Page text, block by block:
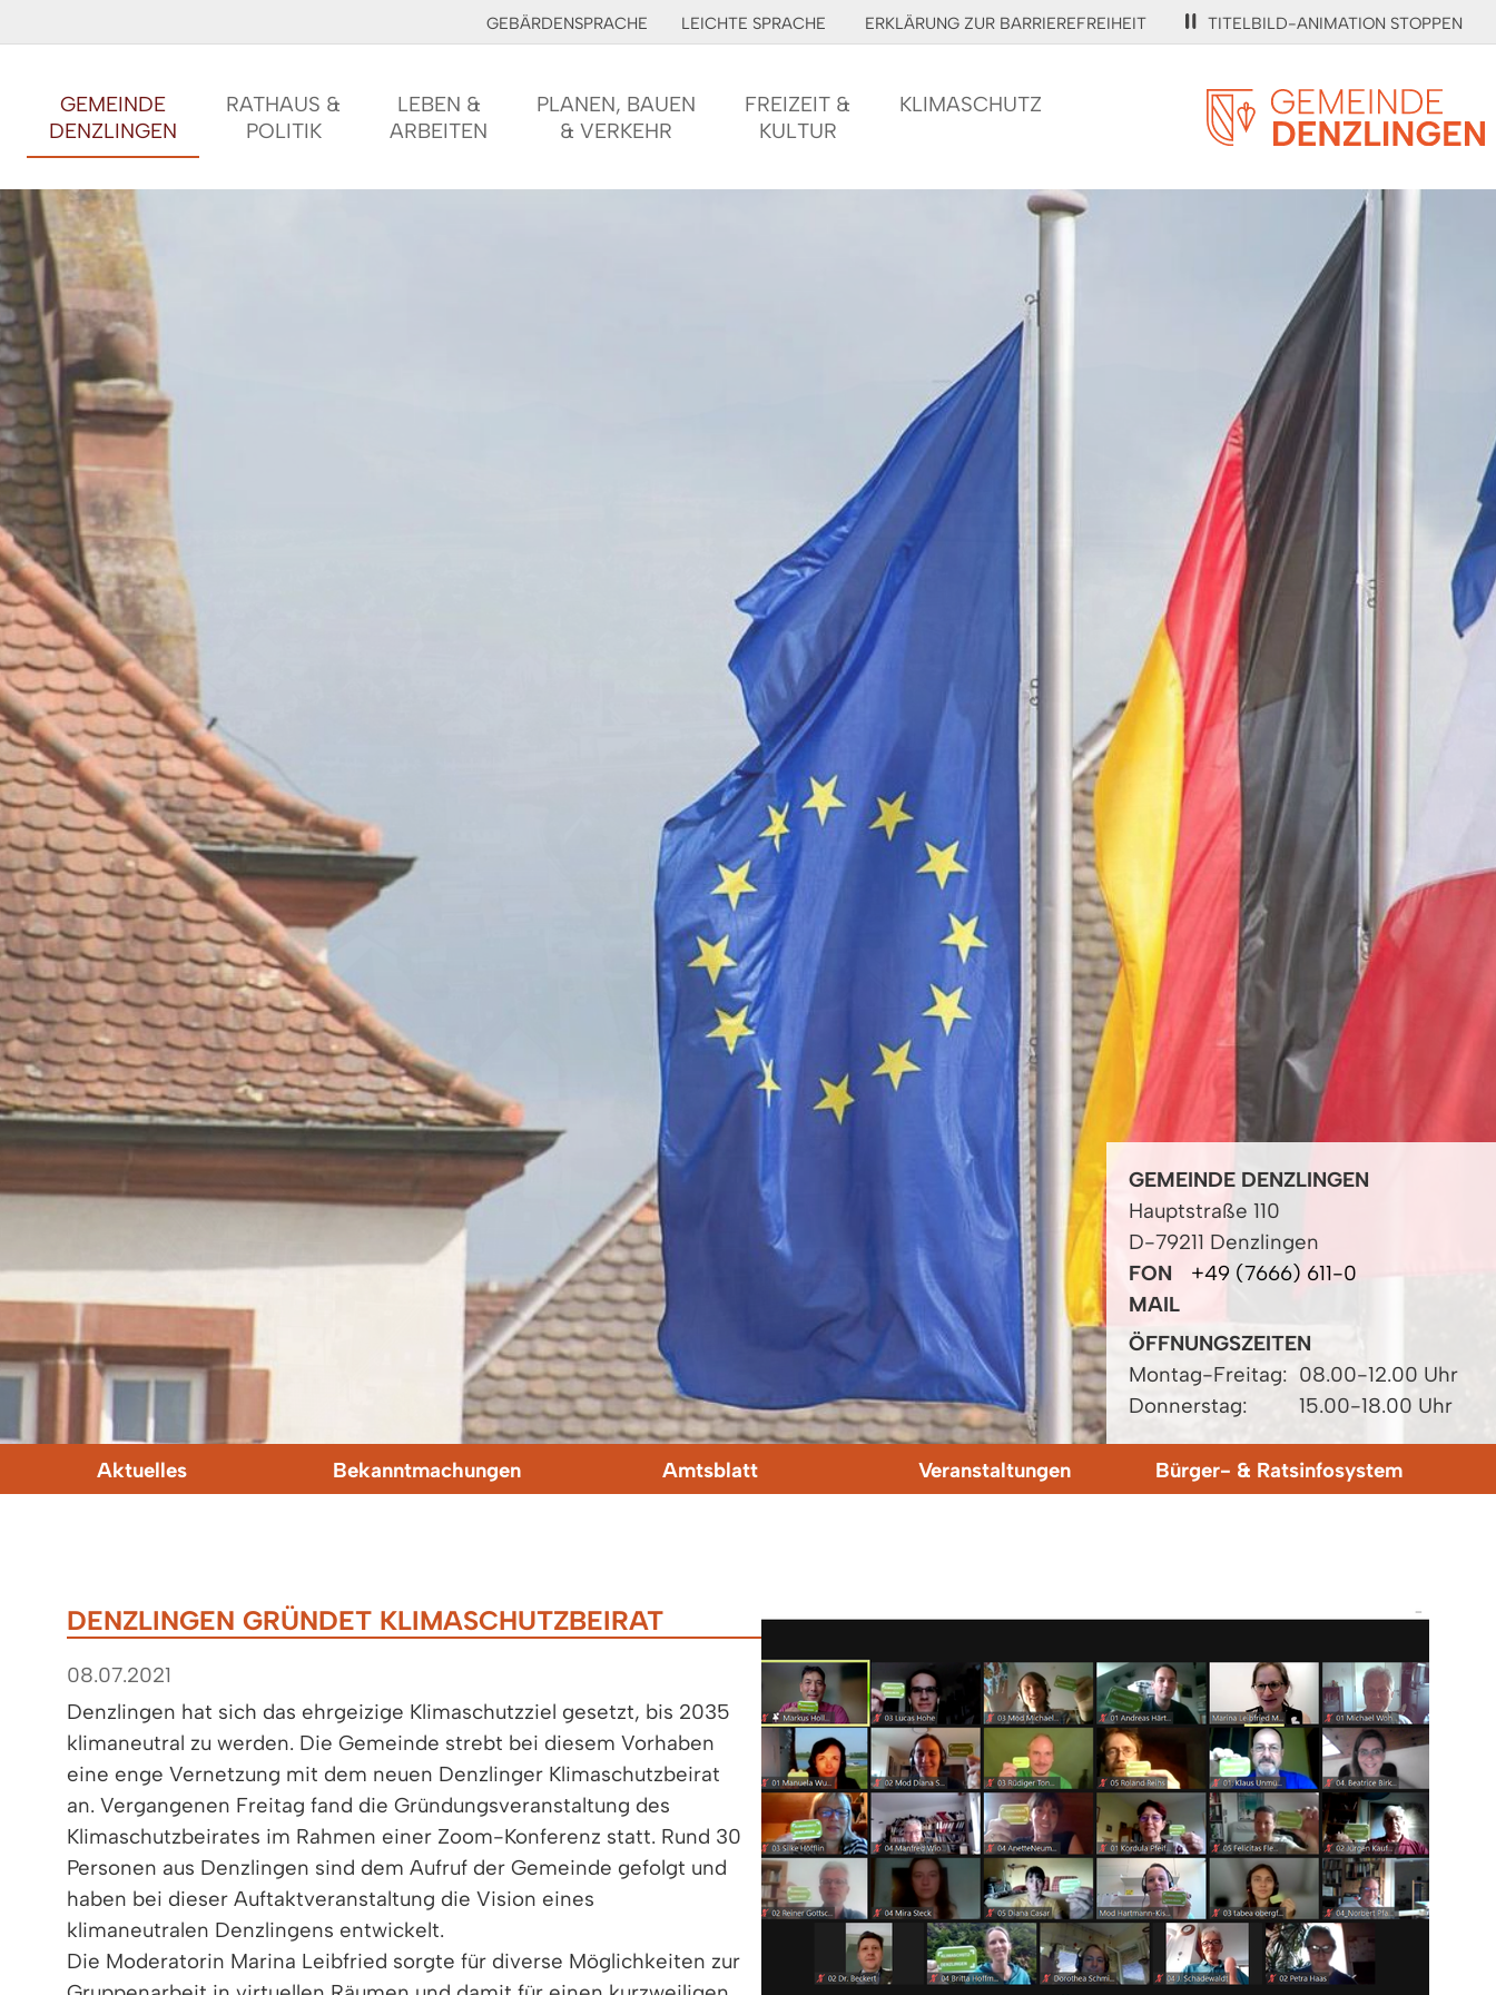
GEBÄRDENSPRACHE LEICHTE SPRACHE ERKLÄRUNG ZUR BARRIEREFREIHEIT TITELBILD-ANIMATION STOPPEN
GEMEINDE
DENZLINGEN
RATHAUS &
POLITIK
LEBEN &
ARBEITEN
PLANEN, BAUEN
& VERKEHR
FREIZEIT &
KULTUR
KLIMASCHUTZ
GEMEINDE DENZLINGEN
Hauptstraße 110
D-79211 Denzlingen
FON
+49 (7666) 611-0
MAIL
ÖFFNUNGSZEITEN
Montag-Freitag: 08.00-12.00 Uhr
Donnerstag:
15.00-18.00 Uhr
Aktuelles Bekanntmachungen Amtsblatt Veranstaltungen Bürger- & Ratsinfosystem
DENZLINGEN GRÜNDET KLIMASCHUTZBEIRAT
08.07.2021
Denzlingen hat sich das ehrgeizige Klimaschutzziel gesetzt, bis 2035
klimaneutral zu werden. Die Gemeinde strebt bei diesem Vorhaben
eine enge Vernetzung mit dem neuen Denzlinger Klimaschutzbeirat
an. Vergangenen Freitag fand die Gründungsveranstaltung des
Klimaschutzbeirates im Rahmen einer Zoom-Konferenz statt. Rund 30
Personen aus Denzlingen sind dem Aufruf der Gemeinde gefolgt und
haben bei dieser Auftaktveranstaltung die Vision eines
klimaneutralen Denzlingens entwickelt.
Die Moderatorin Marina Leibfried sorgte für diverse Möglichkeiten zur